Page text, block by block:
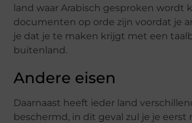
land waar Arabisch gesproken wordt
documenten op orde zijn voordat je
je dat je te maken krijgt met een
buitenland.
Andere eisen
Daarnaast heeft ieder land
beschermd, in dit geval zul je je